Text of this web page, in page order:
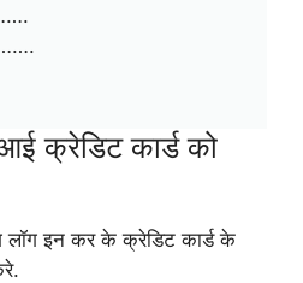
क्रेडिट कार्ड को
लॉग इन कर के क्रेडिट कार्ड के